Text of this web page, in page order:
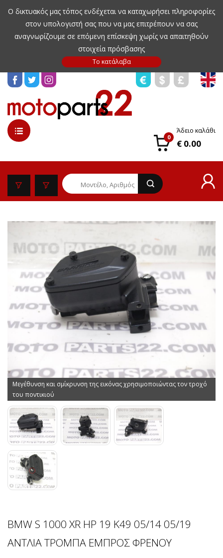
Ο δικτυακός μας τόπος ενδέχεται να καταχωρήσει πληροφορίες
στον υπολογιστή σας που να μας επιτρέπουν να σας
αναγνωρίζουμε σε επόμενη επίσκεψη χωρίς να απαιτηθούν
στοιχεία πρόσβασης
0
Άδειο καλάθι
€ 0.00
Μεγέθυνση και σμίκρυνση της εικόνας χρησιμοποιώντας τον τροχό
του ποντικιού
BMW S 1000 XR HP 19 K49 05/14 05/19
ΑΝΤΛΙΑ ΤΡΟΜΠΑ ΕΜΠΡΟΣ ΦΡΕΝΟΥ